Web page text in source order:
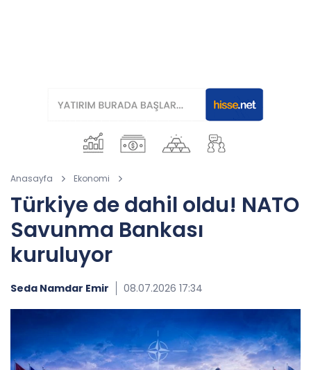
Anasayfa Ekonomi
Türkiye de dahil oldu! NATO
Savunma Bankası
kuruluyor
Seda Namdar Emir 08.07.2026 17:34